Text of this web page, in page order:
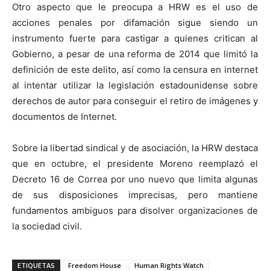
Otro aspecto que le preocupa a HRW es el uso de
acciones penales por difamación sigue siendo un
instrumento fuerte para castigar a quienes critican al
Gobierno, a pesar de una reforma de 2014 que limitó la
definición de este delito, así como la censura en internet
al intentar utilizar la legislación estadounidense sobre
derechos de autor para conseguir el retiro de imágenes y
documentos de Internet.
Sobre la libertad sindical y de asociación, la HRW destaca
que en octubre, el presidente Moreno reemplazó el
Decreto 16 de Correa por uno nuevo que limita algunas
de sus disposiciones imprecisas, pero mantiene
fundamentos ambiguos para disolver organizaciones de
la sociedad civil.
ETIQUETAS Freedom House Human Rights Watch